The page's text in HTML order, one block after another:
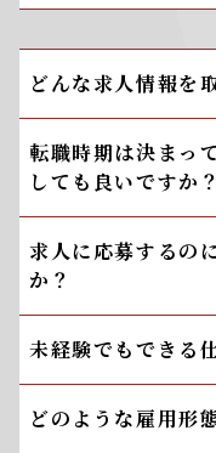
どんな求人情報を
転職時期は決まっ
しても良いですか？
求人に応募するの
か？
未経験でもできる
どのような雇用形